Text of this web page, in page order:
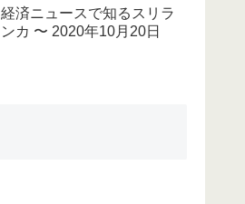
経済ニュースで知るスリラ
ンカ 〜 2020年10月20日